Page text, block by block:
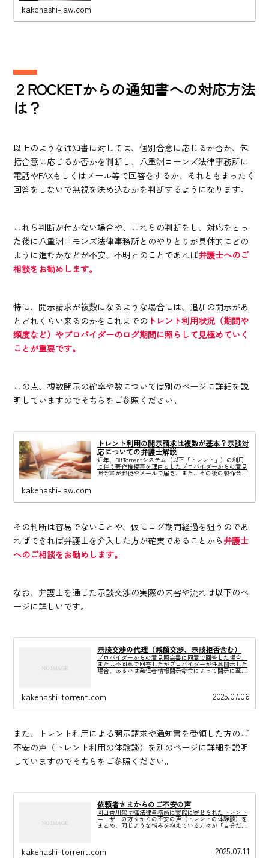
kakehashi-law.com
２ROCKETからの通知書への対応方法
は？
以上のような通知書に対しては、個別合意に応じるか否か、包
括合意に応じるか否かを判断し、八重洲コモンズ法律事務所に
電話やFAXもしくはメール等で回答をするか、それともまったく
回答をしないで無視を決め込むかを判断するようになります。
これら判断が付かない場合や、これらの判断をし、対応をとっ
た後に八重洲コモンズ法律事務所とのやりとりが具体的にどの
ように進むかなどが不安、不明とのことであれば弁護士へのご
相談をお勧めします。
特に、開示請求が複数になるような場合には、追加の開示があ
とどれくらい来るのかをこれまでの トレント利用状況（期間や
頻度など）やプロバイダーのログ期間に照らして見極めていく
ことが重要です。
この点、複数開示の確率や数については別のページに詳細を説
明していますのでそちらをご参照ください。
トレント利用の開示請求は複数が基本？示談対
応についての弁護士解説
近年、BitTorrentシステム（以下「トレント」）の利用
に伴う著作権侵害を理由としたプロバイダーからの意見
照会書が郵便やメールで届き、また、その後の製作会社
kakehashi-law.com
その判断は容易でないことや、仮にログ期間経過を狙うのであ
ればできれば弁護士を介入した方が確実であることから 弁護士
へのご相談をお勧めします。
なお、弁護士を通じた示談交渉の実際の内容や流れは以下のペ
ージに詳しいです。
示談交渉の代理（減額交渉、示談拒否含む）
プロバイダーからの意見照会書に同意で回答した場合、
または不同意で回答したがプロバイダーが任意開示した
場合、あるいは発信者情報開示命令によって開示に至っ
kakehashi-torrent.com 2025.07.06
また、トレント利用による開示請求や通知書を受領した方のご
不安の声（トレント利用の体験談）を別のページに詳細を説明
していますのでそちらをご参照ください。
依頼者さまからのご不安の声
岡山香川架け橋法律事務所に実際に寄せられたトレント
ユーザーの方々からの不安の声（トレントの体験談）を
まとめ、同じような悩みを抱えている方々が「自分だけ
kakehashi-torrent.com 2025.07.11